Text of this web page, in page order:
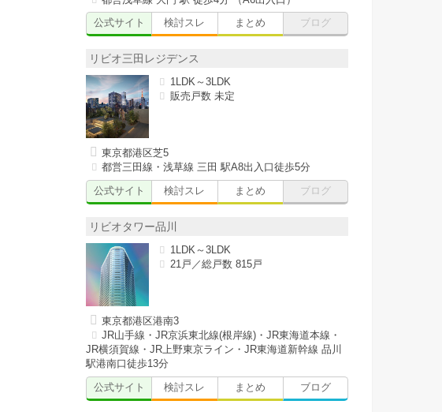
公式サイト
検討スレ まとめ ブログ
リビオ三田レジデンス
1LDK～3LDK
販売戸数 未定
東京都港区芝5
都営三田線・浅草線 三田 駅A8出入口徒歩5分
公式サイト
検討スレ まとめ ブログ
リビオタワー品川
1LDK～3LDK
21戸／総戸数 815戸
東京都港区港南3
JR山手線・JR京浜東北線(根岸線)・JR東海道本線・
JR横須賀線・JR上野東京ライン・JR東海道新幹線 品川
駅港南口徒歩13分
公式サイト
検討スレ まとめ ブログ